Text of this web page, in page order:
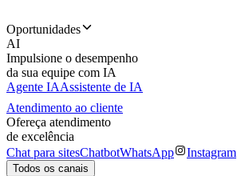
Oportunidades
AI
Impulsione o desempenho
da sua equipe com IA
Agente IAAssistente de IA
Atendimento ao cliente
Ofereça atendimento
de excelência
Chat para sitesChatbotWhatsApp Instagram
Todos os canais